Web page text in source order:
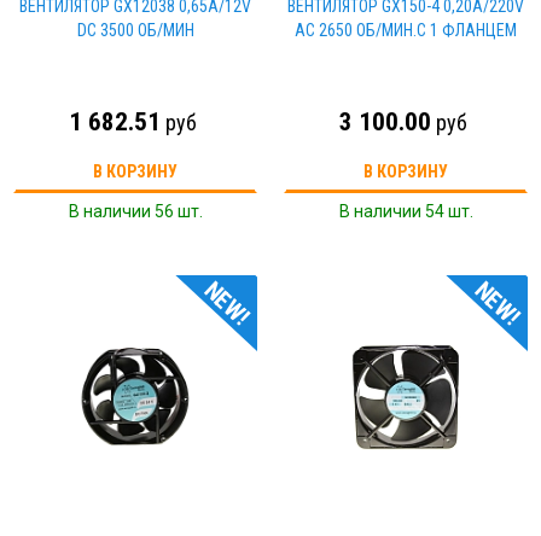
ВЕНТИЛЯТОР GX12038 0,65А/12V
DC 3500 ОБ/МИН
1 682.51 руб
В КОРЗИНУ
В наличии 56 шт.
ВЕНТИЛЯТОР GX150-4 0,20А/220V
AC 2650 ОБ/МИН.С 1 ФЛАНЦЕМ
3 100.00 руб
В КОРЗИНУ
В наличии 54 шт.
NEW! NEW!